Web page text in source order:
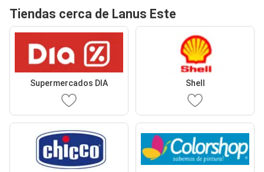
Tiendas cerca de Lanus Este
Supermercados DIA Shell